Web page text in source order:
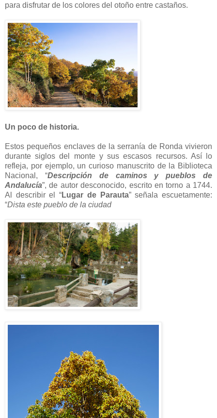
para disfrutar de los colores del otoño entre castaños.
Un poco de historia.
Estos pequeños enclaves de la serranía de Ronda vivieron
durante siglos del monte y sus escasos recursos. Así lo
refleja, por ejemplo, un curioso manuscrito de la Biblioteca
Nacional, “Descripción de caminos y pueblos de
Andalucía”, de autor desconocido, escrito en torno a 1744.
Al describir el “Lugar de Parauta” señala escuetamente:
“Dista este pueblo de la ciudad